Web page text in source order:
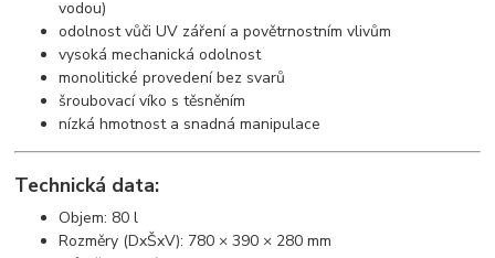
vodou)
odolnost vůči UV záření a povětrnostním vlivům
vysoká mechanická odolnost
monolitické provedení bez svarů
šroubovací víko s těsněním
nízká hmotnost a snadná manipulace
Technická data:
Objem: 80 l
Rozměry (DxŠxV): 780 × 390 × 280 mm